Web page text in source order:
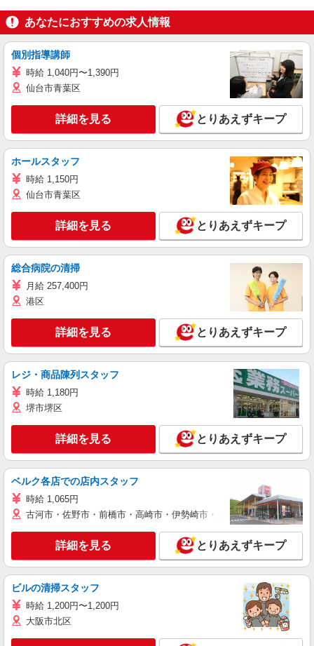
あなたにおすすめの求人情報
個別指導講師
時給 1,040円〜1,390円
仙台市青葉区
詳細を見る とりあえずキープ
ホールスタッフ
時給 1,150円
仙台市青葉区
詳細を見る とりあえずキープ
総合病院の清掃
月給 257,400円
港区
詳細を見る とりあえずキープ
レジ・商品陳列スタッフ
時給 1,180円
堺市堺区
詳細を見る とりあえずキープ
ベルク各店での店内スタッフ
時給 1,065円
古河市・佐野市・前橋市・高崎市・伊勢崎市・太田市・館林市・藤
詳細を見る とりあえずキープ
ビルの清掃スタッフ
時給 1,200円〜1,200円
大阪市北区